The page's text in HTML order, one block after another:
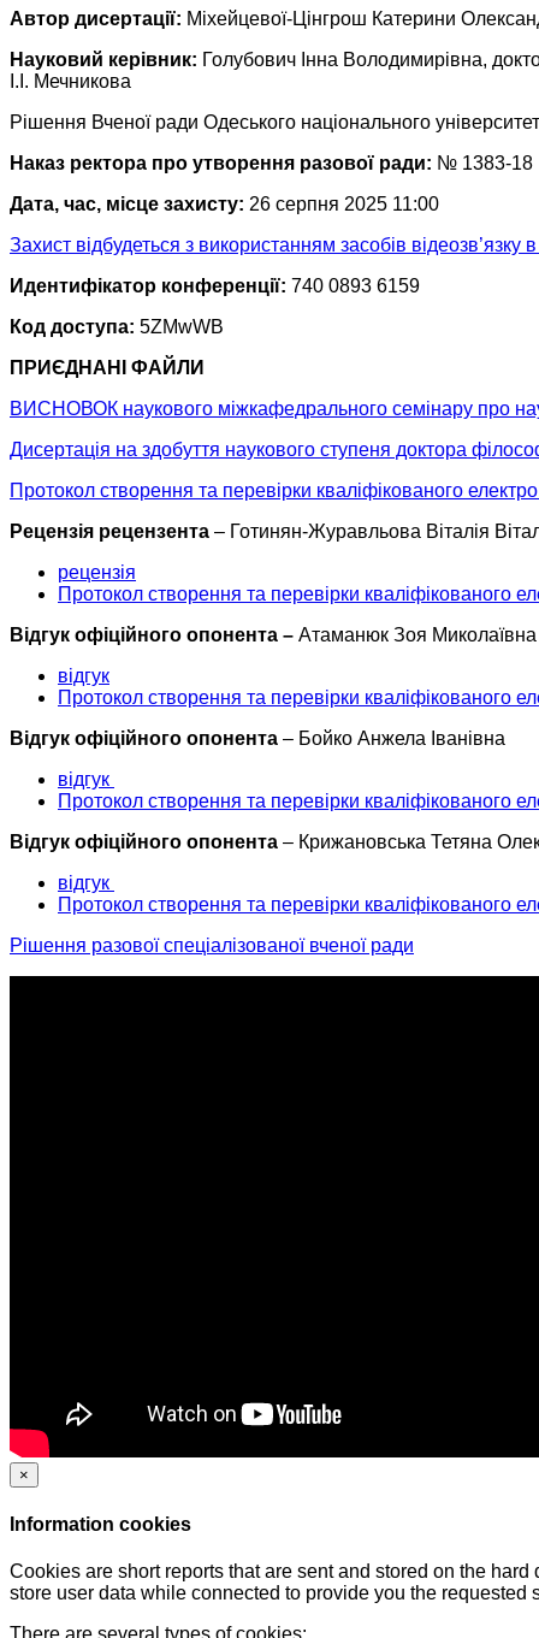
Автор дисертації: Міхейцевої-Цінгрош Катерини
Науковий керівник: Голубович Інна Володимирівна,
І.І. Мечникова
Рішення Вченої ради Одеського національного
Наказ ректора про утворення разової ради: № 1383-18
Дата, час, місце захисту: 26 серпня 2025 11:00
Захист відбудеться з використанням засобів
Идентифікатор конференції: 740 0893 6159
Код доступа: 5ZMwWB
ПРИЄДНАНІ ФАЙЛИ
ВИСНОВОК наукового міжкафедрального семінару про
Дисертація на здобуття наукового ступеня доктора
Протокол створення та перевірки кваліфікованого
Рецензія рецензента – Готинян-Журавльова Віталія
рецензія
Протокол створення та перевірки кваліфікованого
Відгук офіційного опонента – Атаманюк Зоя
відгук
Протокол створення та перевірки кваліфікованого
Відгук офіційного опонента – Бойко Анжела Іванівна
відгук
Протокол створення та перевірки кваліфікованого
Відгук офіційного опонента – Крижановська Тетяна
відгук
Протокол створення та перевірки кваліфікованого
Рішення разової спеціалізованої вченої ради
×
Information cookies
Cookies are short reports that are sent and stored on the
store user data while connected to provide you the
There are several types of cookies: